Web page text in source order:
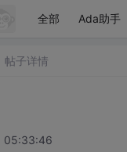
全部 Ada助手
帖子详情
05:33:46